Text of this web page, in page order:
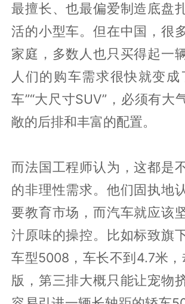
最擅长、也最偏爱制造底盘
活的小型车。但在中国，很
家庭，多数人也只买得起一
人们的购车需求很快就变成
车”“大尺寸SUV”，必须有大
敞的后排和丰富的配置。
而法国工程师认为，这都是
的非理性需求。他们固执地
要教育市场，而汽车就应该
汁原味的操控。比如标致旗
车型5008，车长不到4.7米
版，第三排大概只能让宠物